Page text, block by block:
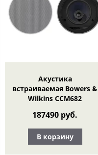
Акустика
встраиваемая Bowers &
Wilkins CCM682
187490 руб.
В корзину